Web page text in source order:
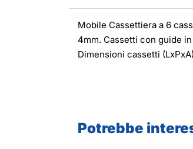
Mobile Cassettiera a 6
4mm. Cassetti con guide
Dimensioni cassetti
Potrebbe